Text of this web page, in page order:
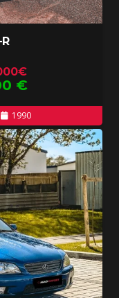
€
1990